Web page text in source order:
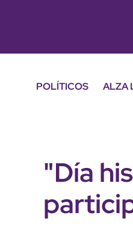
POLÍTICOS ALZA
"Día